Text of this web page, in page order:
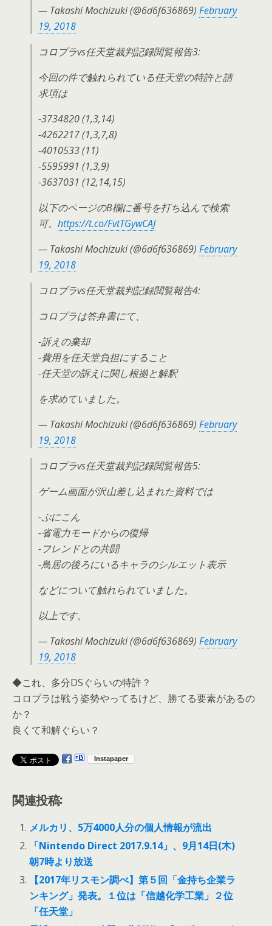
— Takashi Mochizuki (@6d6f636869) February
19, 2018
コロプラvs任天堂裁判記録閲覧報告3:
今回の件で触れられている任天堂の特許と請
求項は
-3734820 (1,3,14)
-4262217 (1,3,7,8)
-4010533 (11)
-5595991 (1,3,9)
-3637031 (12,14,15)
以下のページのB欄に番号を打ち込んで検索
可。 https://t.co/FvtTGywCAJ
— Takashi Mochizuki (@6d6f636869) February
19, 2018
コロプラvs任天堂裁判記録閲覧報告4:
コロプラは答弁書にて、
-訴えの棄却
-費用を任天堂負担にすること
-任天堂の訴えに関し根拠と解釈
を求めていました。
— Takashi Mochizuki (@6d6f636869) February
19, 2018
コロプラvs任天堂裁判記録閲覧報告5:
ゲーム画面が沢山差し込まれた資料では
-ぷにこん
-省電力モードからの復帰
-フレンドとの共闘
-鳥居の後ろにいるキャラのシルエット表示
などについて触れられていました。
以上です。
— Takashi Mochizuki (@6d6f636869) February
19, 2018
◆これ、多分DSぐらいの特許？
コロプラは戦う姿勢やってるけど、勝てる要素があるの
か？
良くて和解ぐらい？
関連投稿:
メルカリ、5万4000人分の個人情報が流出
「Nintendo Direct 2017.9.14」、9月14日(木)
朝7時より放送
【2017年リスモン調べ】第５回「金持ち企業ラ
ンキング」発表。１位は「信越化学工業」２位
「任天堂」